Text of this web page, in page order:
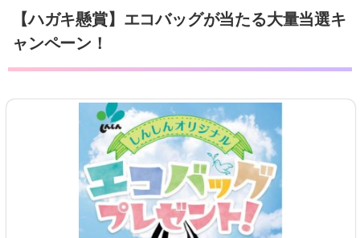
【ハガキ懸賞】エコバッグが当たる大量当選キ
ャンペーン！